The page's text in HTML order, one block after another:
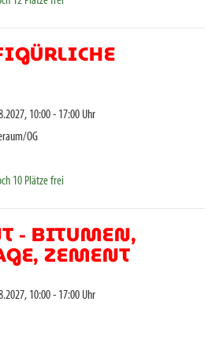
10:00 - 17:00 Uhr
OG
10 Plätze frei
- BITUMEN,
ZEMENT
10:00 - 17:00 Uhr